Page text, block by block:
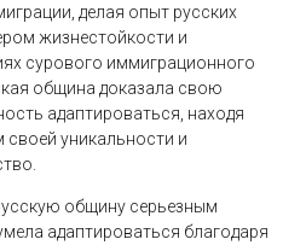
делая опыт русских
жизнестойкости и
сурового иммиграционного
община доказала свою
адаптироваться, находя
уникальности и
общину серьезным
адаптироваться благодаря